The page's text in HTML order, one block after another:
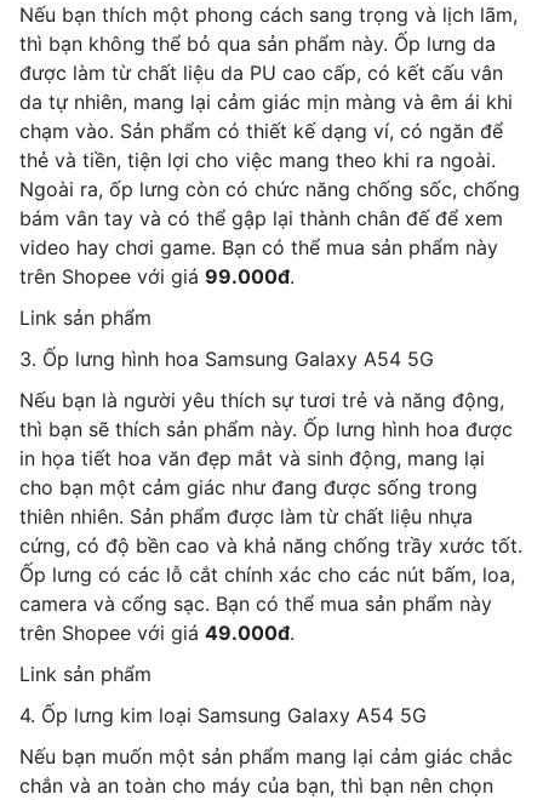
Nếu bạn thích một phong cách sang trọng và lịch lãm,
thì bạn không thể bỏ qua sản phẩm này. Ốp lưng da
được làm từ chất liệu da PU cao cấp, có kết cấu vân
da tự nhiên, mang lại cảm giác mịn màng và êm ái khi
chạm vào. Sản phẩm có thiết kế dạng ví, có ngăn để
thẻ và tiền, tiện lợi cho việc mang theo khi ra ngoài.
Ngoài ra, ốp lưng còn có chức năng chống sốc, chống
bám vân tay và có thể gập lại thành chân đế để xem
video hay chơi game. Bạn có thể mua sản phẩm này
trên Shopee với giá 99.000đ.
Link sản phẩm
3. Ốp lưng hình hoa Samsung Galaxy A54 5G
Nếu bạn là người yêu thích sự tươi trẻ và năng động,
thì bạn sẽ thích sản phẩm này. Ốp lưng hình hoa được
in họa tiết hoa văn đẹp mắt và sinh động, mang lại
cho bạn một cảm giác như đang được sống trong
thiên nhiên. Sản phẩm được làm từ chất liệu nhựa
cứng, có độ bền cao và khả năng chống trầy xước tốt.
Ốp lưng có các lỗ cắt chính xác cho các nút bấm, loa,
camera và cổng sạc. Bạn có thể mua sản phẩm này
trên Shopee với giá 49.000đ.
Link sản phẩm
4. Ốp lưng kim loại Samsung Galaxy A54 5G
Nếu bạn muốn một sản phẩm mang lại cảm giác chắc
chắn và an toàn cho máy của bạn, thì bạn nên chọn